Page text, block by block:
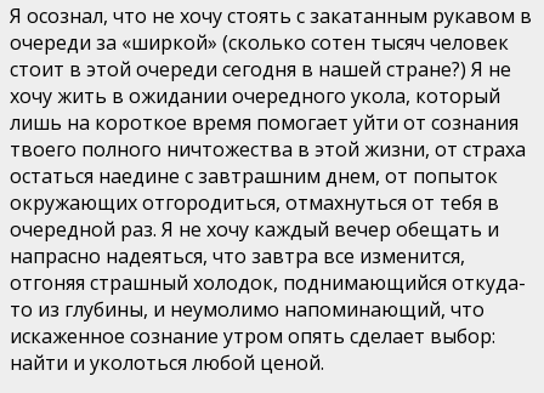
Я осознал, что не хочу стоять с закатанным рукавом в
очереди за «ширкой» (сколько сотен тысяч человек
стоит в этой очереди сегодня в нашей стране?) Я не
хочу жить в ожидании очередного укола, который
лишь на короткое время помогает уйти от сознания
твоего полного ничтожества в этой жизни, от страха
остаться наедине с завтрашним днем, от попыток
окружающих отгородиться, отмахнуться от тебя в
очередной раз. Я не хочу каждый вечер обещать и
напрасно надеяться, что завтра все изменится,
отгоняя страшный холодок, поднимающийся откуда-
то из глубины, и неумолимо напоминающий, что
искаженное сознание утром опять сделает выбор:
найти и уколоться любой ценой.